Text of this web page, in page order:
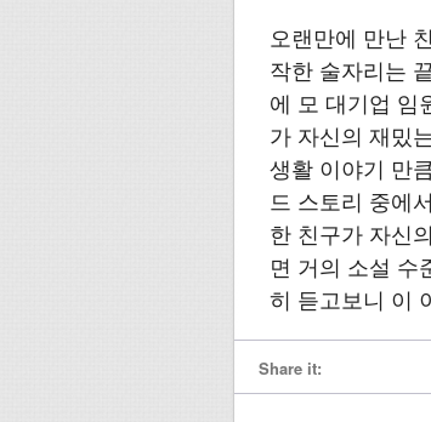
오랜만에 만난
작한 술자리는
에 모 대기업 임
가 자신의 재밌
생활 이야기 만
드 스토리 중에
한 친구가 자신
면 거의 소설 수
히 듣고보니 이
Share it: